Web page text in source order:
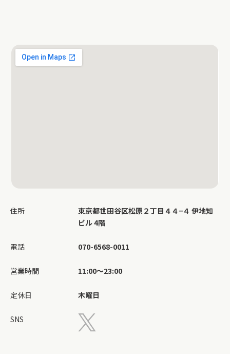
住所
東京都世田谷区松原２丁目４４−４ 伊地知
ビル 4階
電話 070-6568-0011
営業時間 11:00～23:00
定休日 木曜日
SNS